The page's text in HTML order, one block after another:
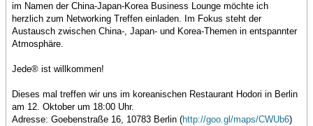
im Namen der China-Japan-Korea Business Lounge möchte ich
herzlich zum Networking Treffen einladen. Im Fokus steht der
Austausch zwischen China-, Japan- und Korea-Themen in entspannter
Atmosphäre.
Jede® ist willkommen!
Dieses mal treffen wir uns im koreanischen Restaurant Hodori in Berlin
am 12. Oktober um 18:00 Uhr.
Adresse: Goebenstraße 16, 10783 Berlin (http://goo.gl/maps/CWUb6)